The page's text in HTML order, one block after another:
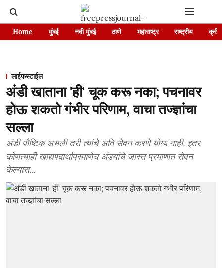
Home मुंबई नवी मुंबई ठाणे महाराष्ट्र राष्ट्रीय
लाईफस्टाईल
अंडी खाताना 'ही' चूक करू नका; पचनावर
होऊ शकतो गंभीर परिणाम, वाचा तज्ज्ञांचा
सल्ला
अंडी पौष्टिक असली तरी त्यांचे अति सेवन करणे योग्य नाही. इतर
कोणत्याही खाद्यपदार्थाप्रमाणेच अंड्यांचे जास्त प्रमाणात सेवन
केल्यास...